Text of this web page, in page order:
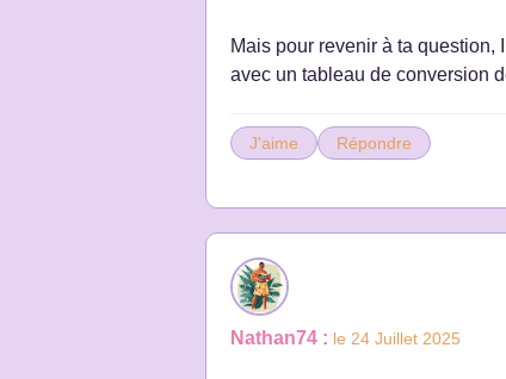
Mais pour revenir à ta
avec un tableau de conversion
J'aime Répondre
Nathan74 : le 24 Juillet 2025